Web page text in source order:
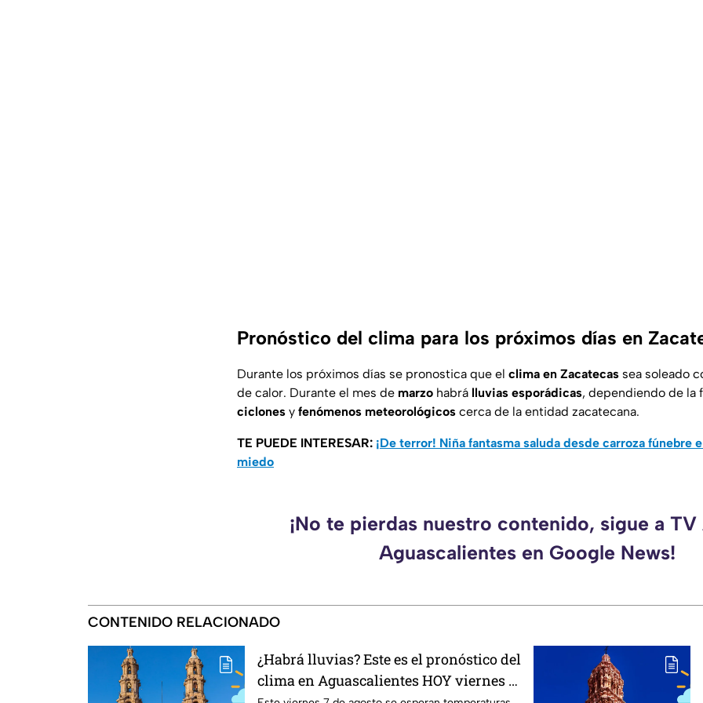
Pronóstico del clima para los próximos días en
Durante los próximos días se pronostica que el clima en Zacatecas sea soleado
de calor. Durante el mes de marzo habrá lluvias esporádicas, dependiendo de la
ciclones y fenómenos meteorológicos cerca de la entidad zacatecana.
TE PUEDE INTERESAR: ¡De terror! Niña fantasma saluda desde carroza fúnebre
miedo
¡No te pierdas nuestro contenido, sigue a TV
Aguascalientes en Google News!
CONTENIDO RELACIONADO
¿Habrá lluvias? Este es el pronóstico del
clima en Aguascalientes HOY viernes 7